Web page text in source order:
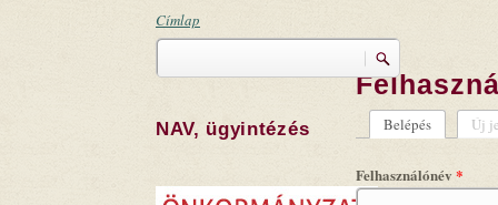
Címlap
Keresés
NAV, ügyintézés Belépés (aktív fül)
Új
Felhasználónév *